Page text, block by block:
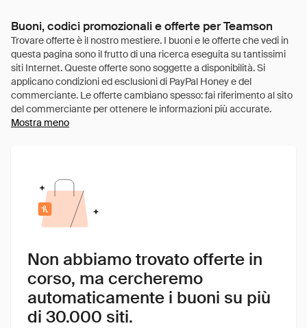
Buoni, codici promozionali e offerte per Teamson
Mostra meno
Non abbiamo trovato offerte in
corso, ma cercheremo
automaticamente i buoni su più
di 30.000 siti.